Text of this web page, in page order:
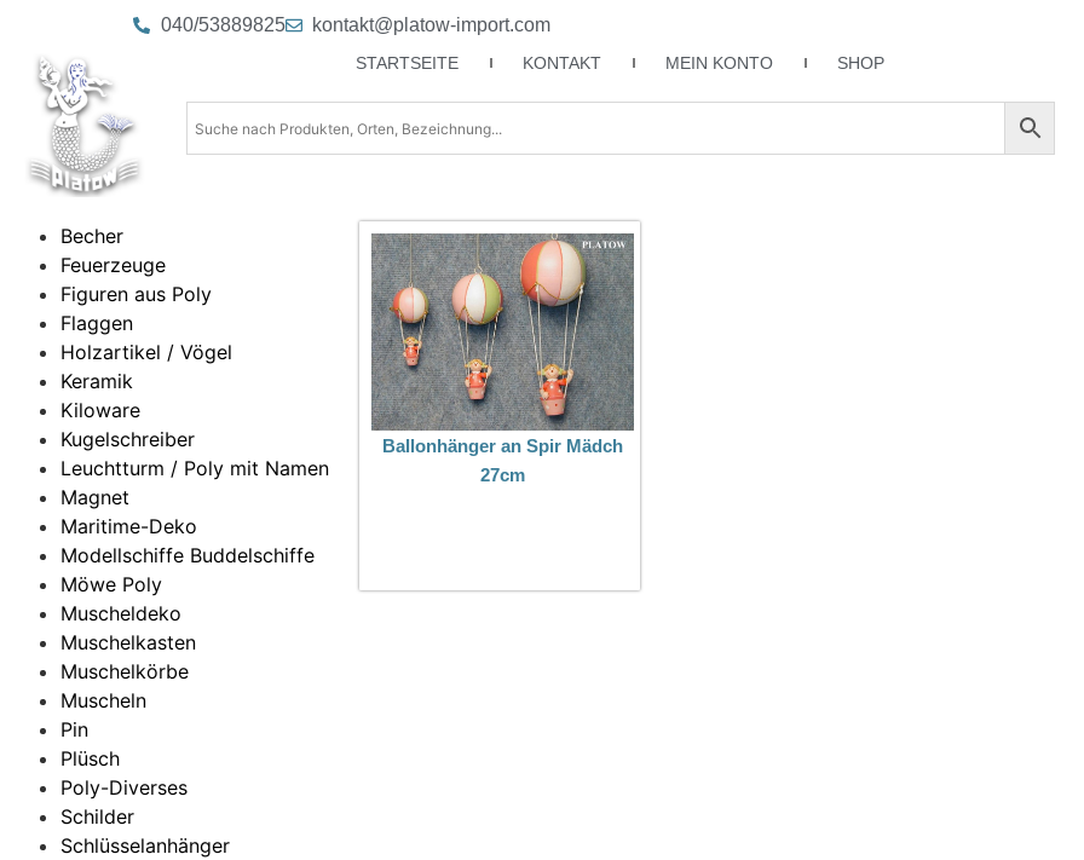
040/53889825 kontakt@platow-import.com
STARTSEITE KONTAKT MEIN KONTO SHOP
Becher
Feuerzeuge
Figuren aus Poly
Flaggen
Holzartikel / Vögel
Keramik
Kiloware
Kugelschreiber
Leuchtturm / Poly mit Namen
Magnet
Maritime-Deko
Modellschiffe Buddelschiffe
Möwe Poly
Muscheldeko
Muschelkasten
Muschelkörbe
Muscheln
Pin
Plüsch
Poly-Diverses
Schilder
Schlüsselanhänger
Ballonhänger an Spir Mädch
27cm